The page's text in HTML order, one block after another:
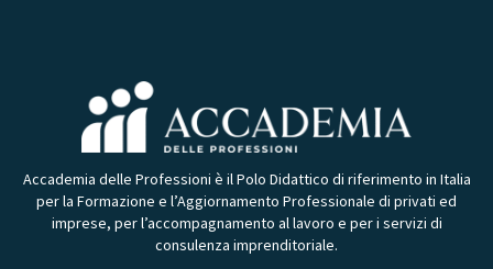
Accademia delle Professioni è il Polo Didattico di riferimento in Italia
per la Formazione e l’Aggiornamento Professionale di privati ed
imprese, per l’accompagnamento al lavoro e per i servizi di
consulenza imprenditoriale.